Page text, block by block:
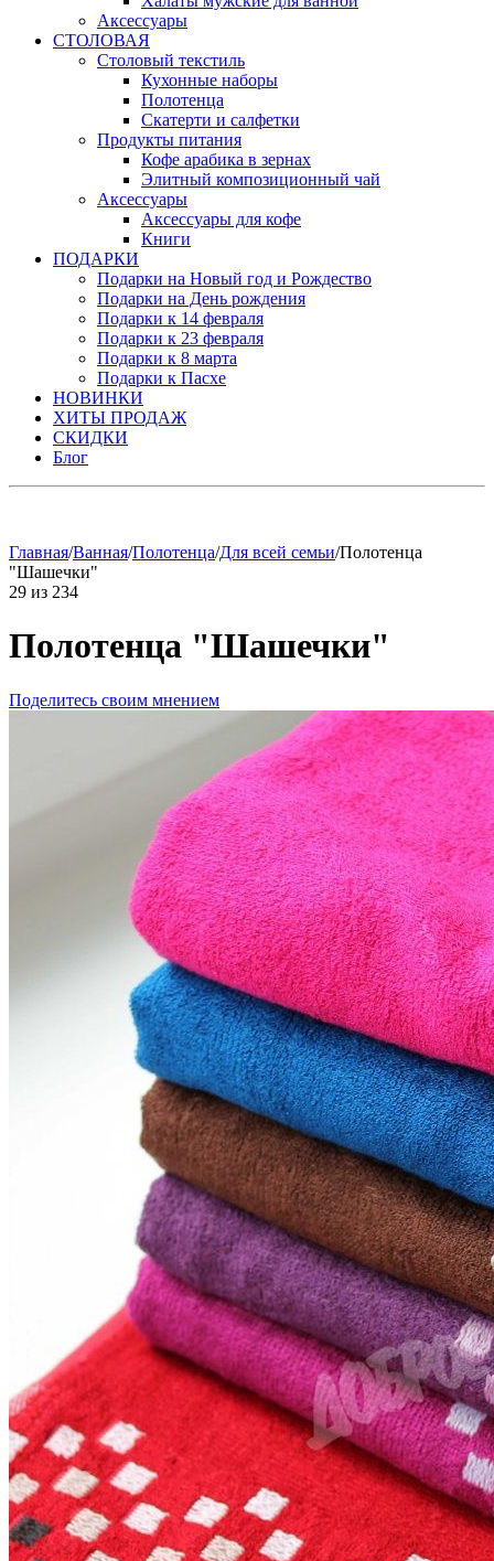
Аксессуары
СТОЛОВАЯ
Столовый текстиль
Кухонные наборы
Полотенца
Скатерти и салфетки
Продукты питания
Кофе арабика в зернах
Элитный композиционный чай
Аксессуары
Аксессуары для кофе
Книги
ПОДАРКИ
Подарки на Новый год и Рождество
Подарки на День рождения
Подарки к 14 февраля
Подарки к 23 февраля
Подарки к 8 марта
Подарки к Пасхе
НОВИНКИ
ХИТЫ ПРОДАЖ
СКИДКИ
Блог
Главная/Ванная/Полотенца/Для всей семьи/Полотенца
"Шашечки"
29 из 234
Полотенца "Шашечки"
Поделитесь своим мнением